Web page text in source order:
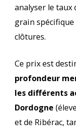
analyser le taux
grain
clôtures.
Ce prix est
profondeur
les différents
Dordogne
et de Ribérac,